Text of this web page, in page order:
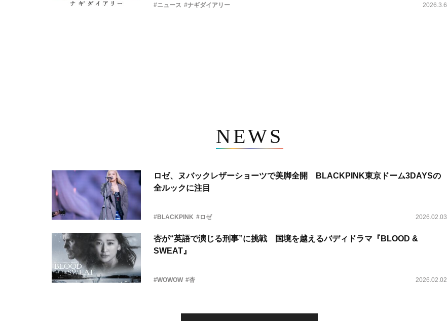
#ニュース #ナギダイアリー 2026.3.6
NEWS
ロゼ、ヌバックレザーショーツで美脚全開 BLACKPINK東京ドーム3DAYSの
全ルックに注目
#BLACKPINK #ロゼ 2026.02.03
杏が“英語で演じる刑事”に挑戦 国境を越えるバディドラマ『BLOOD &
SWEAT』
#WOWOW #杏 2026.02.02